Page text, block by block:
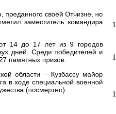
преданного своей Отчизне, но
заместитель командира
14 до 17 лет из 9 городов
дней. Среди победителей и
памятных призов.
области – Кузбассу майор
в ходе специальной военной
(посмертно).